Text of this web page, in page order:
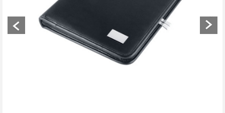
Previous Next